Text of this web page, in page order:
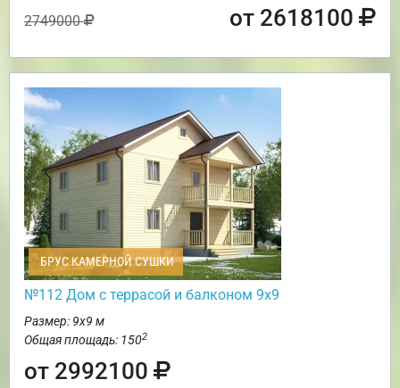
2749000 от 2618100
БРУС КАМЕРНОЙ СУШКИ
№112 Дом с террасой и балконом 9х9
Размер: 9х9 м
Общая площадь: 1502
от 2992100